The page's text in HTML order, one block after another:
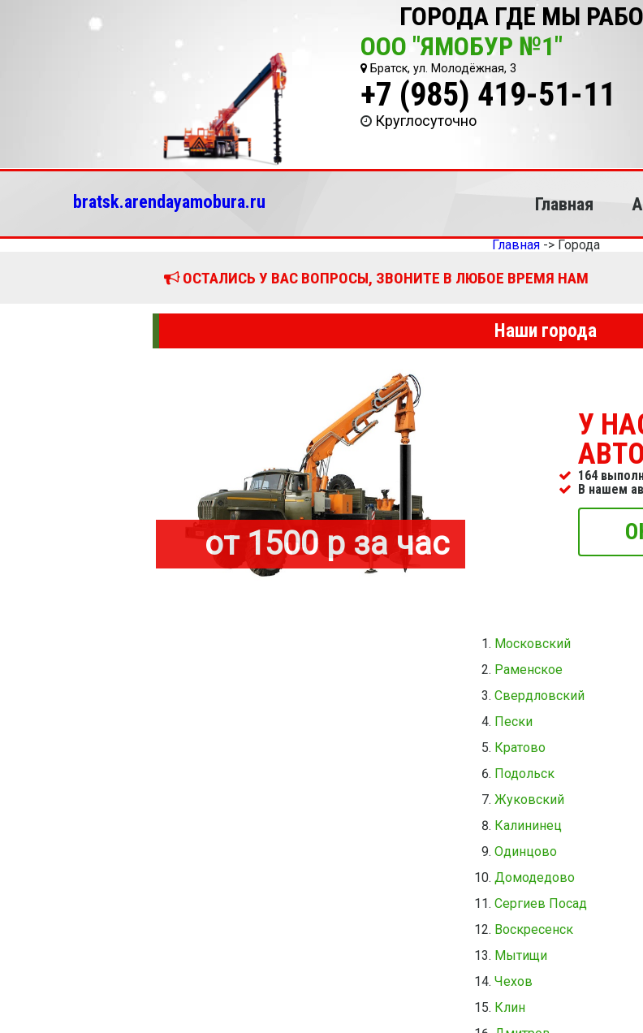
ГОРОДА ГДЕ МЫ
ООО "ЯМОБУР №1"
Братск, ул. Молодёжная, 3
+7 (985) 419-51-11
Круглосуточно
bratsk.arendayamobura.ru Главная
Главная-> Города
ОСТАЛИСЬ У ВАС ВОПРОСЫ, ЗВОНИТЕ В ЛЮБОЕ ВРЕМЯ НАМ
Наши города
от 1500 р за час
У
164
В нашем
Московский
Раменское
Свердловский
Пески
Кратово
Подольск
Жуковский
Калининец
Одинцово
Домодедово
Сергиев Посад
Воскресенск
Мытищи
Чехов
Клин